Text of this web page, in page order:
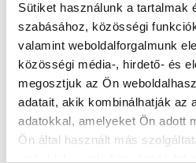
Sütiket használunk a tartalmak
szabásához, közösségi
valamint weboldalforgalmunk
közösségi média-, hirdető- és
megosztjuk az Ön
adatait, akik kombinálhatják az
adatokkal, amelyeket Ön adott
Ön által használt más
A KTE II ELLENI
GYŐZELEM
2022-08-23 10:50:10
NB III-as csapatunk 6-1-re
Hufbau II gárdája ellen, íme a